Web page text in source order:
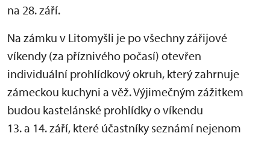
na 28. září.
Na zámku v Litomyšli je po všechny zářijové
víkendy (za příznivého počasí) otevřen
individuální prohlídkový okruh, který zahrnuje
zámeckou kuchyni a věž. Výjimečným zážitkem
budou kastelánské prohlídky o víkendu
13. a 14. září, které účastníky seznámí nejenom